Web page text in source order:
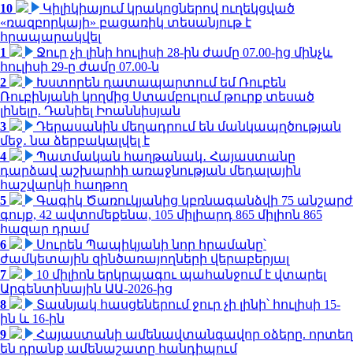
10
Կիլիկիայում կրակոցներով ուղեկցված
«ռազբորկայի» բացառիկ տեսանյութ է
հրապարակվել
1
Ջուր չի լինի հուլիսի 28-ին ժամը 07.00-ից մինչև
հուլիսի 29-ը ժամը 07.00-ն
2
Խստորեն դատապարտում եմ Ռուբեն
Ռուբինյանի կողմից Ստամբուլում թուրք տեսած
լինելը. Դանիել Իոաննիսյան
3
Դերասանին մեղադրում են մանկապղծության
մեջ․ նա ձերբակալվել է
4
Պատմական հաղթանակ․ Հայաստանը
դարձավ աշխարհի առաջնության մեդալային
հաշվարկի հաղթող
5
Գագիկ Ծառուկյանից կբռնագանձվի 75 անշարժ
գույք, 42 ավտոմեքենա, 105 միլիարդ 865 միլիոն 865
հազար դրամ
6
Սուրեն Պապիկյանի նոր հրամանը՝
ժամկետային զինծառայողների վերաբերյալ
7
10 միլիոն երկրպագու պահանջում է վտարել
Արգենտինային ԱԱ-2026-ից
8
Տասնյակ հասցեներում ջուր չի լինի՝ հուլիսի 15-
ին և 16-ին
9
Հայաստանի ամենավտանգավոր օձերը. որտեղ
են դրանք ամենաշատը հանդիպում